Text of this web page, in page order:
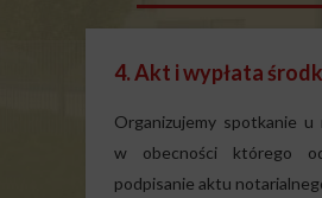
4. Akt i wypłata
Organizujemy spotkanie u
w obecności którego
podpisanie aktu